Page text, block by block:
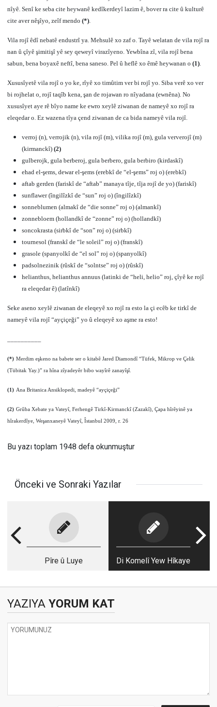
nîyê. Senî ke seba cite heywanê kedîkerdeyî lazim ê, bover ra cite û kulturê
cite aver nêşîyo, zeîf mendo (*).
Vila rojî êdî nebatê endustrî ya. Mehsulê xo zaf o. Tayê welatan de vila rojî ra
nan û çîyê şimitişî yê sey qeweyî virazîyeno. Yewbîna zî, vila rojî bena
sabun, bena boyaxê neftî, bena saneso. Pel û heflê xo êmê heywanan o (1).
Xususîyetê vila rojî o yo ke, rîyê xo timûtim ver bi rojî yo. Siba verê xo ver
bi rojhelat o, rojî taqîb kena, şan de rojawan ro nîyadana (ewnêna). No
xususîyet aye rê bîyo name ke ewro xeylê ziwanan de nameyê xo rojî ra
eleqedar o. Ez wazena tîya çend ziwanan de ca bida nameyê vila rojî.
verroj (n), verrojik (n), vila rojî (m), vilika rojî (m), gula ververojî (m)
(kirmanckî) (2)
gulberojk, gula berberoj, gula berbero, gula berbiro (kirdaskî)
ehad el-şems, dewar el-şems (erebkî de “el-şems” roj o) (erebkî)
aftab gerden (fariskî de “aftab” manaya tîje, tîja rojî de yo) (fariskî)
sunflawer (îngilîzkî de “sun” roj o) (îngilîzkî)
sonneblumen (almakî de “die sonne” roj o) (almankî)
zonnebloem (hollandkî de “zonne” roj o) (hollandkî)
soncokrasta (sirbkî de “son” roj o) (sirbkî)
tournesol (franskî de “le soleil” roj o) (franskî)
grasole (spanyolkî de “el sol” roj o) (spanyolkî)
padsolnezinik (rûskî de “solntse” roj o) (rûskî)
helianthus, helianthus annuus (latinki de “heli, helio” roj, çîyê ke rojî
ra eleqedar ê) (latînkî)
Seke aseno xeylê ziwanan de eleqeyê xo rojî ra esto la çi ecêb ke tirkî de
nameyê vila rojî “ayçiçeği” yo û eleqeyê xo aşme ra esto!
(*) Merdim eşkeno na babete ser o kitabê Jared Diamondî “Tüfek, Mikrop ve Çelik
(Tübitak Yay.)” ra hîna zîyadeyêr bibo wayîrê zanayîşî.
(1) Ana Britanica Ansiklopedi, madeyê “ayçiçeği”
(2) Grûba Xebate ya Vateyî, Ferhengê Tirkî-Kirmanckî (Zazakî), Çapa hîrêyinê ya
hîrakerdîye, Weşanxaneyê Vateyî, Îstanbul 2009, r. 26
Bu yazı toplam 1948 defa okunmuştur
Önceki ve Sonraki Yazılar
Pîre û Luye Di Komelî Yew Hîkaye
YAZIYA YORUM KAT